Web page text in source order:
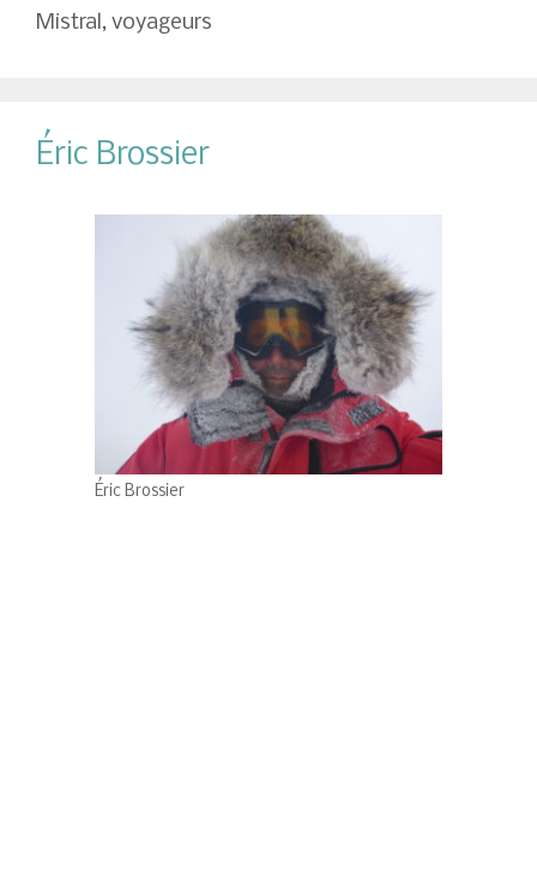
Mistral , voyageurs
Éric Brossier
Éric Brossier